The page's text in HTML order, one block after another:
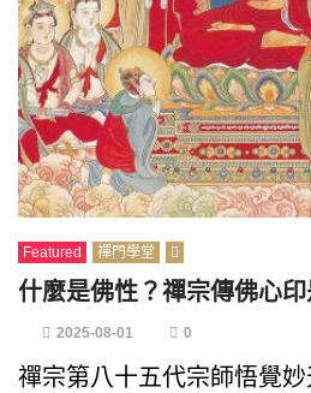
Featured 禪門學堂
什麼是佛性？禪宗傳佛心
2025-08-01 0
禪宗第八十五代宗師悟覺